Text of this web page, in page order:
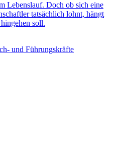
Lebenslauf. Doch ob sich eine
tatsächlich lohnt, hängt
soll.
und Führungskräfte